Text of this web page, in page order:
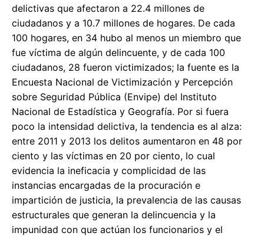
delictivas que afectaron a 22.4 millones de
ciudadanos y a 10.7 millones de hogares. De cada
100 hogares, en 34 hubo al menos un miembro que
fue víctima de algún delincuente, y de cada 100
ciudadanos, 28 fueron victimizados; la fuente es la
Encuesta Nacional de Victimización y Percepción
sobre Seguridad Pública (Envipe) del Instituto
Nacional de Estadística y Geografía. Por si fuera
poco la intensidad delictiva, la tendencia es al alza:
entre 2011 y 2013 los delitos aumentaron en 48 por
ciento y las víctimas en 20 por ciento, lo cual
evidencia la ineficacia y complicidad de las
instancias encargadas de la procuración e
impartición de justicia, la prevalencia de las causas
estructurales que generan la delincuencia y la
impunidad con que actúan los funcionarios y el